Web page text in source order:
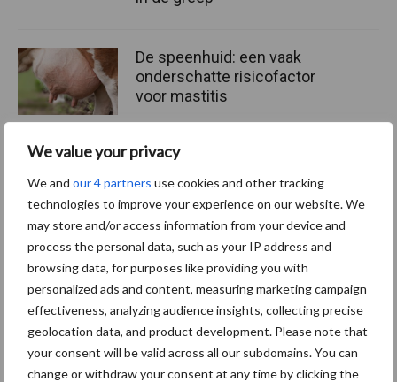
We value your privacy
We and our 4 partners use cookies and other tracking
technologies to improve your experience on our website. We
may store and/or access information from your device and
process the personal data, such as your IP address and
browsing data, for purposes like providing you with
personalized ads and content, measuring marketing campaign
effectiveness, analyzing audience insights, collecting precise
geolocation data, and product development. Please note that
your consent will be valid across all our subdomains. You can
change or withdraw your consent at any time by clicking the
De speenhuid: een vaak
onderschatte risicofactor
voor mastitis
marktaandeel groeien in
krimpende Nederlandse
markt
Themapagina's
Diergezondheid Bemesting Fokkerij